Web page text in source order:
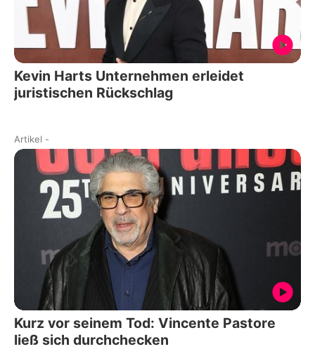
Kevin Harts Unternehmen erleidet
juristischen Rückschlag
Artikel -
Kurz vor seinem Tod: Vincente Pastore
ließ sich durchchecken